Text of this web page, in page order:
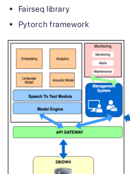
Fairseq library
Pytorch framework